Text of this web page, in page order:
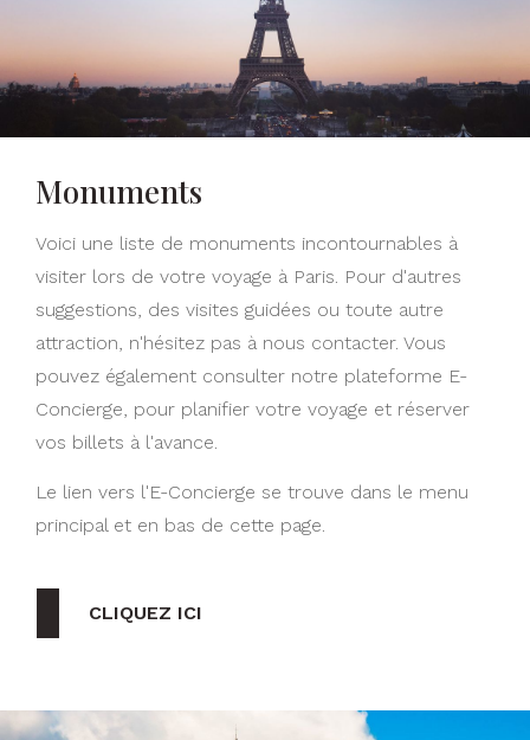
Monuments
Voici une liste de monuments incontournables à
visiter lors de votre voyage à Paris. Pour d'autres
suggestions, des visites guidées ou toute autre
attraction, n'hésitez pas à nous contacter. Vous
pouvez également consulter notre plateforme E-
Concierge, pour planifier votre voyage et réserver
vos billets à l'avance.
Le lien vers l'E-Concierge se trouve dans le menu
principal et en bas de cette page.
CLIQUEZ ICI